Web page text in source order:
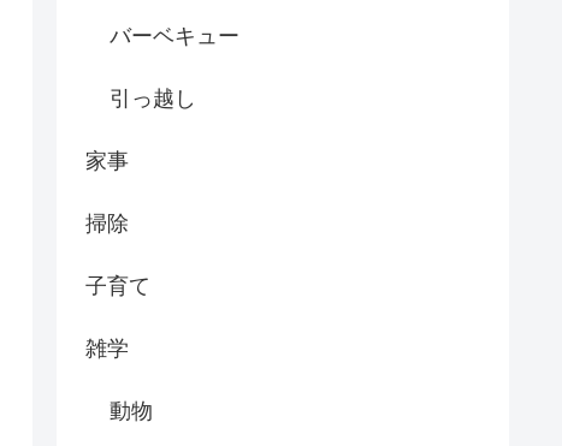
バーベキュー
引っ越し
家事
掃除
子育て
雑学
動物